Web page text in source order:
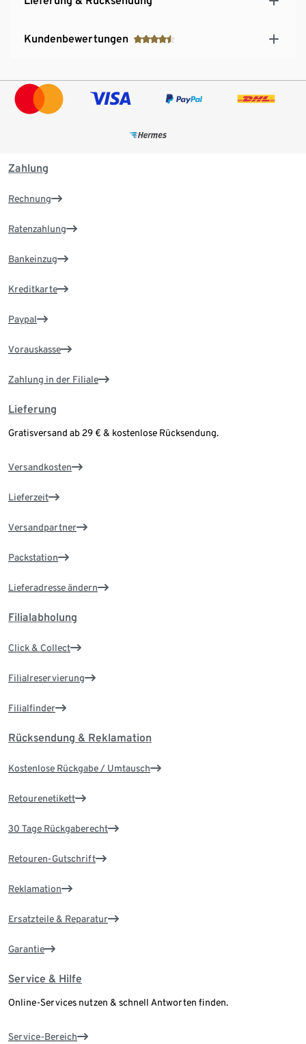
Kundenbewertungen
Zahlung
Rechnung
Ratenzahlung
Bankeinzug
Kreditkarte
Paypal
Vorauskasse
Zahlung in der Filiale
Lieferung
Gratisversand ab 29 € & kostenlose Rücksendung.
Versandkosten
Lieferzeit
Versandpartner
Packstation
Lieferadresse ändern
Filialabholung
Click & Collect
Filialreservierung
Filialfinder
Rücksendung & Reklamation
Kostenlose Rückgabe / Umtausch
Retourenetikett
30 Tage Rückgaberecht
Retouren-Gutschrift
Reklamation
Ersatzteile & Reparatur
Garantie
Service & Hilfe
Online-Services nutzen & schnell Antworten finden.
Service-Bereich